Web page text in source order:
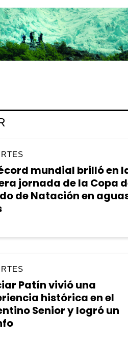
mundial brilló en
jornada de la Copa
de Natación en
Patín vivió una
histórica en el
Senior y logró un